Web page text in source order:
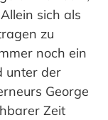
sich als
zu
noch ein
unter der
George
Zeit